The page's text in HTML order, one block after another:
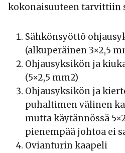
kokonaisuuteen tarvittiin
Sähkönsyöttö
(alkuperäinen 3×2,5
Ohjausyksikön ja
(5×2,5 mm2)
Ohjausyksikön ja
puhaltimen välinen
mutta käytännössä
pienempää johtoa ei
Ovianturin kaapeli